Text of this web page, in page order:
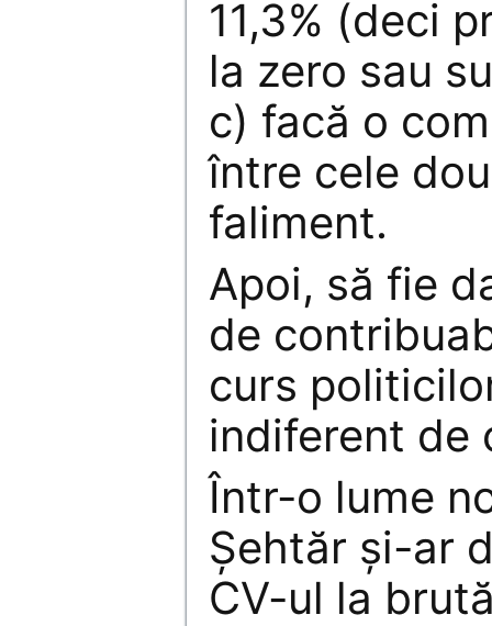
11,3% (deci
la zero sau
c) facă o
între cele
faliment.
Apoi, să fie
de
curs
indiferent de
Într-o lume
Şehtăr şi-ar
CV-ul la